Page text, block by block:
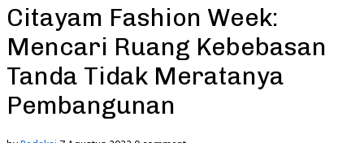
Citayam Fashion Week:
Mencari Ruang Kebebasan
Tanda Tidak Meratanya
Pembangunan